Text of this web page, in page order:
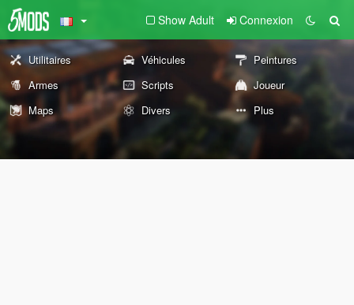
Show Adult Connexion
Utilitaires Véhicules
Peintures
Armes
Scripts
Joueur
Maps
Divers Plus